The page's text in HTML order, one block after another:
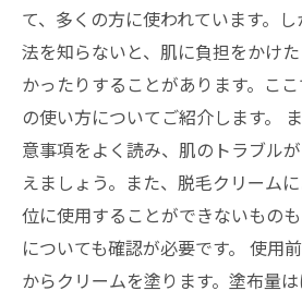
て、多くの方に使われています。
法を知らないと、肌に負担をかけ
かったりすることがあります。こ
の使い方についてご紹介します。
意事項をよく読み、肌のトラブル
えましょう。また、脱毛クリーム
位に使用することができないもの
についても確認が必要です。 使用
からクリームを塗ります。塗布量